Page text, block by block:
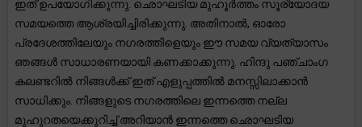
ഇത് ഉപയോഗിക്കുന്നു. ഛൊഘടിയ മുഹൂർത്തം സൂര്യോദയ
സമയത്തെ ആശ്രയിച്ചിരിക്കുന്നു. അതിനാൽ, ഓരോ
പ്രദേശത്തിലേയും നഗരത്തിളെയും ഈ സമയ വ്യത്യാസം
ഞങ്ങൾ സാധാരണയായി കണക്കാക്കുന്നു. ഹിന്ദു പഞ്ചാംഗ
കലണ്ടറിൽ നിങ്ങൾക്ക് ഇത് എളുപ്പത്തിൽ മനസ്സിലാക്കാൻ
സാധിക്കും. നിങ്ങളുടെ നഗരത്തിലെ ഇന്നത്തെ നല്ല
മുഹുറതയെക്കുറിച്ച് അറിയാൻ ഇന്നത്തെ ഛൊഘടിയ